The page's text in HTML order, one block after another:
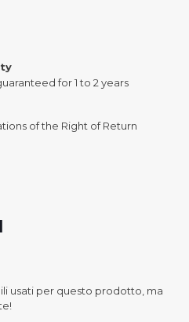
for 1 to 2 years
of the Right of Return
usati per questo prodotto, ma